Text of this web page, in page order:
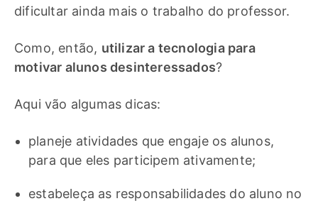
dificultar ainda mais o trabalho do professor.
Como, então, utilizar a tecnologia para
motivar alunos desinteressados?
Aqui vão algumas dicas:
planeje atividades que engaje os alunos,
para que eles participem ativamente;
estabeleça as responsabilidades do aluno no